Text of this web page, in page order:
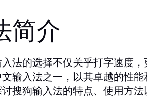
简介
法的选择不仅关乎打字速度
输入法之一，以其卓越的性
搜狗输入法的特点、使用方